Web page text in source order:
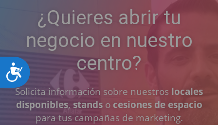
Accesibilidad
¿Quieres abrir tu
negocio en nuestro
centro?
Solicita información sobre nuestros locales
disponibles, standso cesiones de espacio
para tus campañas de marketing.